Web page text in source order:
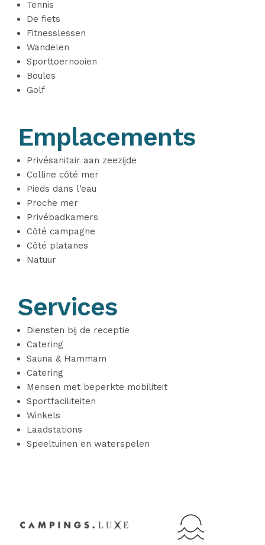
Tennis
De fiets
Fitnesslessen
Wandelen
Sporttoernooien
Boules
Golf
Emplacements
Privésanitair aan zeezijde
Colline côté mer
Pieds dans l’eau
Proche mer
Privébadkamers
Côté campagne
Côté platanes
Natuur
Services
Diensten bij de receptie
Catering
Sauna & Hammam
Catering
Mensen met beperkte mobiliteit
Sportfaciliteiten
Winkels
Laadstations
Speeltuinen en waterspelen